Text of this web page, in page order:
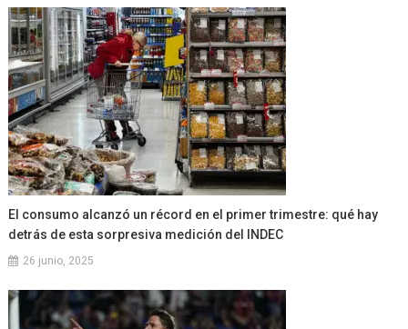
El consumo alcanzó un récord en el primer trimestre: qué hay
detrás de esta sorpresiva medición del INDEC
26 junio, 2025